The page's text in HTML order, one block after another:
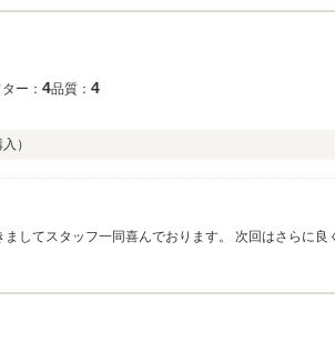
ー： 4品質： 4
）
してスタッフ一同喜んでおります。 次回はさらに